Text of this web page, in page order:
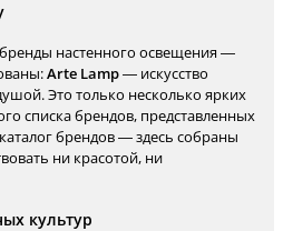
настенного освещения —
Arte Lamp— искусство
Это только несколько ярких
списка брендов, представленных
брендов — здесь собраны
ни красотой, ни
культур